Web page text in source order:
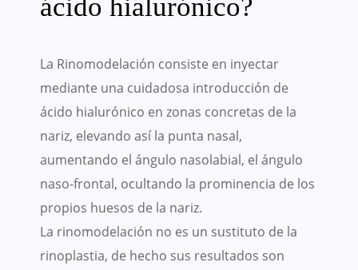
ácido hialurónico?
La Rinomodelación consiste en inyectar
mediante una cuidadosa introducción de
ácido hialurónico en zonas concretas de la
nariz, elevando así la punta nasal,
aumentando el ángulo nasolabial, el ángulo
naso-frontal, ocultando la prominencia de los
propios huesos de la nariz.
La rinomodelación no es un sustituto de la
rinoplastia, de hecho sus resultados son